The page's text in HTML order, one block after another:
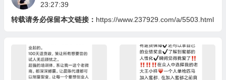
23:27:39
转载请务必保留本文链接： https://www.237929.com/a/5503.html